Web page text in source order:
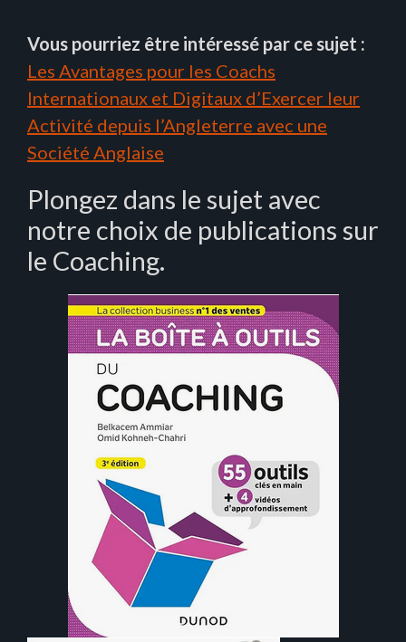
Vous pourriez être intéressé par ce sujet :
Les Avantages pour les Coachs
Internationaux et Digitaux d’Exercer leur
Activité depuis l’Angleterre avec une
Société Anglaise
Plongez dans le sujet avec
notre choix de publications sur
le Coaching.